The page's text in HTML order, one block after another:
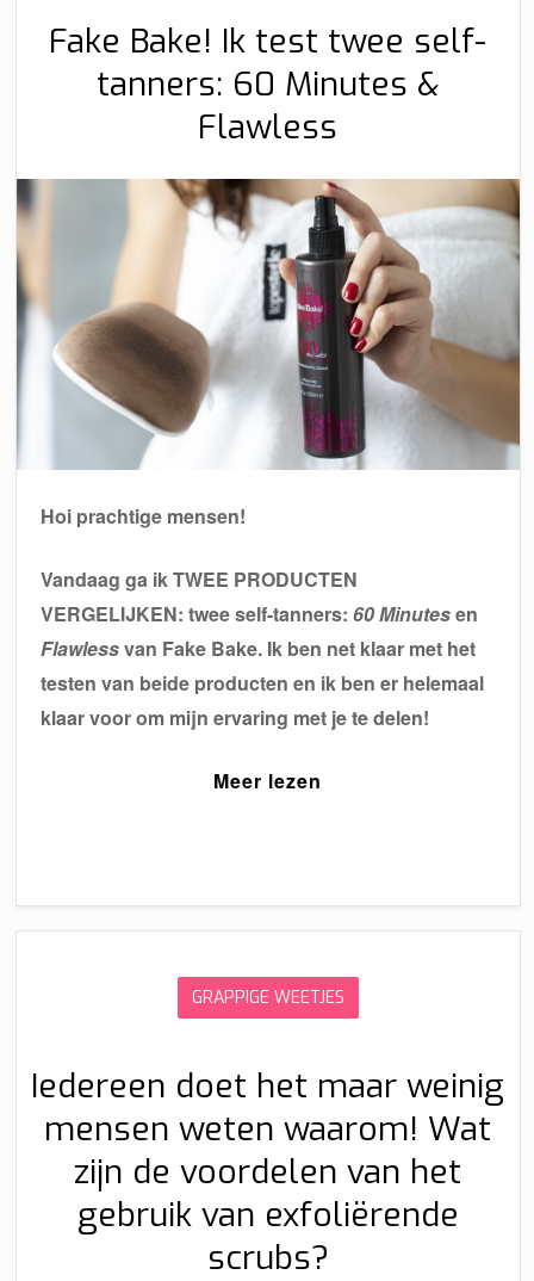
Fake Bake! Ik test twee self-
tanners: 60 Minutes &
Flawless
Hoi prachtige mensen!
Vandaag ga ik TWEE PRODUCTEN
VERGELIJKEN: twee self-tanners:60 Minutesen
Flawlessvan Fake Bake. Ik ben net klaar met het
testen van beide producten en ik ben er helemaal
klaar voor om mijn ervaring met je te delen!
Meer lezen
GRAPPIGE WEETJES
Iedereen doet het maar weinig
mensen weten waarom! Wat
zijn de voordelen van het
gebruik van exfoliërende
scrubs?